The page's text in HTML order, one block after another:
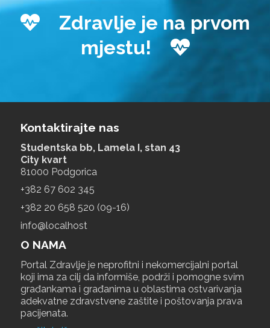
Zdravlje je na prvom
mjestu!
Kontaktirajte nas
Studentska bb, Lamela I, stan 43
City kvart
81000 Podgorica
+‎382 67 602 345
+‎382 20 658 520 (09-16)
info@localhost
O NAMA
Portal Zdravlje je neprofitni i nekomercijalni portal
koji ima za cilj da informiše, podrži i pomogne svim
građankama i građanima u oblastima ostvarivanja
adekvatne zdravstvene zaštite i poštovanja prava
pacijenata.